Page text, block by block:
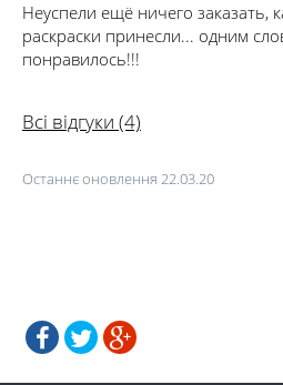
Неуспели ещё ничего заказать,
раскраски принесли... одним
понравилось!!!
Всі відгуки (4)
Останнє оновлення 22.03.20